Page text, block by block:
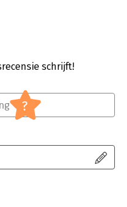
lifestyle
schrijft!
?